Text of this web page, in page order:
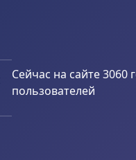
Сейчас на сайте 3060
пользователей